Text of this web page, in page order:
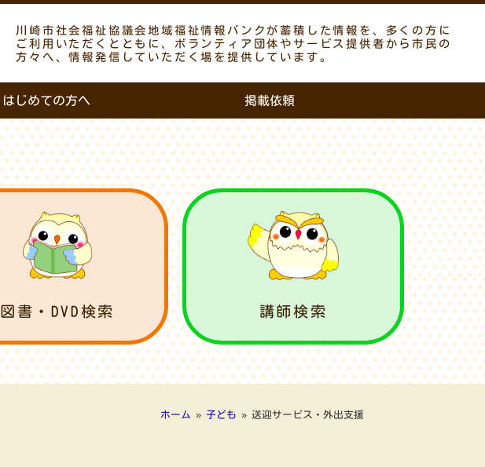
川崎市社会福祉協議会地域福祉情報バンクが蓄積した情報を、多くの方に
ご利用いただくとともに、ボランティア団体やサービス提供者から市民の
方々へ、情報発信していただく場を提供しています。
はじめての方へ 掲載依頼
図書・DVD検索 講師検索
ホーム » 子ども » 送迎サービス・外出支援